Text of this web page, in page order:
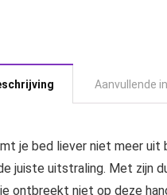
Aanvullende
je bed liever niet meer uit
juiste uitstraling. Met zijn
ontbreekt niet op deze